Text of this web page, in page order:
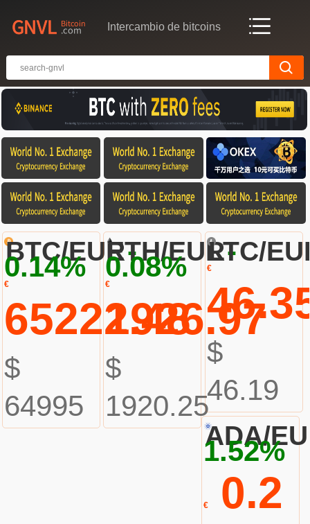
Intercambio de bitcoins
BTC/EUR-
0.14%
€
65222.48
$
64995
ETH/EUR-
0.08%
€
1926.97
$
1920.25
LTC/
€
$
46.19
ADA/
1.52%
€ 0.2